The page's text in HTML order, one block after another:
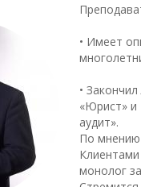
• Имеет
•
«Юрист» и
аудит».
По мнению
монолог